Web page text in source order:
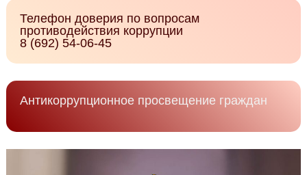
Телефон доверия по вопросам
противодействия коррупции
8 (692) 54-06-45
Антикоррупционное просвещение граждан